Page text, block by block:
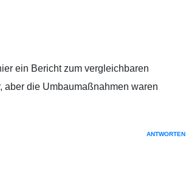
ein Bericht zum vergleichbaren
aber die Umbaumaßnahmen waren
ANTWORTEN